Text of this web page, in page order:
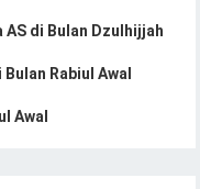
AS di Bulan Dzulhijjah
Rabiul Awal
Awal